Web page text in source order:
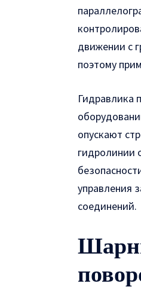
движении с
поэтому
Гидравлика
опускают
гидролинии
управления
соединений.